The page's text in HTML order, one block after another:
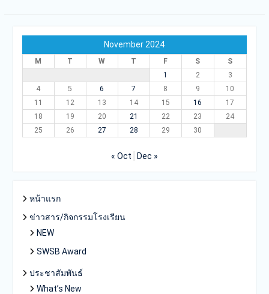
November 2024
M T W T F S
S
1
2
3
4
5 6 7 8 9
10
11
12 13 14 15 16
17
18
19 20 21 22 23
24
25
26 27 28 29 30
« Oct Dec »
หน้าแรก
ข่าวสาร/กิจกรรมโรงเรียน
NEW
SWSB Award
ประชาสัมพันธ์
What’s New